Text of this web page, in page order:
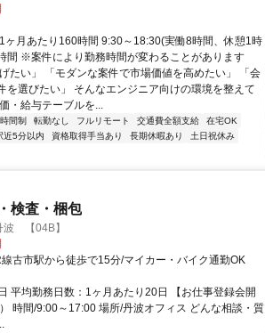
ヶ月あたり160時間 9:30～18:30(実働8時間、休憩1時
間 ※案件により勤務時間が変わることがあります
たい」 「モダンな案件で市場価値を高めたい」 「会
を選びたい」 そんなエンジニア向けの環境を整えて
・給与テーブルを...
間制 転勤なし フルリモート 交通費全額支給
在宅OK
近5分以内 資格取得手当あり 長期休暇あり
土日祝休み
検査・梱包
【04B】
古市駅から徒歩で15分/マイカー・バイク通勤OK
平均勤務日数：1ヶ月あたり20日 【お仕事登録会開
時間/9:00～17:00 場所/丹波オフィス どんな相談・質